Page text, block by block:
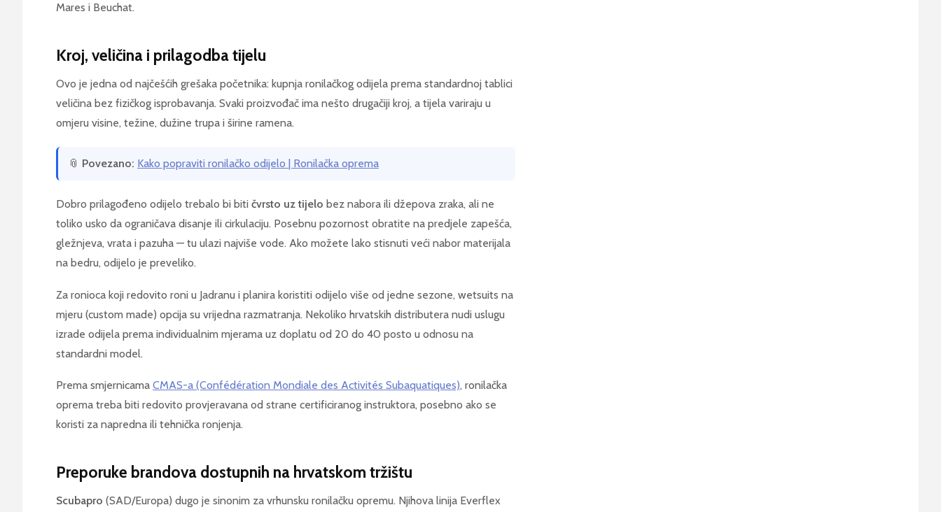
Mares i Beuchat.
Kroj, veličina i prilagodba tijelu
Ovo je jedna od najčešćih grešaka početnika: kupnja ronilačkog odijela prema standardnoj tablici
veličina bez fizičkog isprobavanja. Svaki proizvođač ima nešto drugačiji kroj, a tijela variraju u
omjeru visine, težine, dužine trupa i širine ramena.
📎 Povezano: Kako popraviti ronilačko odijelo | Ronilačka oprema
Dobro prilagođeno odijelo trebalo bi biti čvrsto uz tijelo bez nabora ili džepova zraka, ali ne
toliko usko da ograničava disanje ili cirkulaciju. Posebnu pozornost obratite na predjele zapešća,
gležnjeva, vrata i pazuha — tu ulazi najviše vode. Ako možete lako stisnuti veći nabor materijala
na bedru, odijelo je preveliko.
Za ronioca koji redovito roni u Jadranu i planira koristiti odijelo više od jedne sezone, wetsuits na
mjeru (custom made) opcija su vrijedna razmatranja. Nekoliko hrvatskih distributera nudi uslugu
izrade odijela prema individualnim mjerama uz doplatu od 20 do 40 posto u odnosu na
standardni model.
Prema smjernicama CMAS-a (Confédération Mondiale des Activités Subaquatiques), ronilačka
oprema treba biti redovito provjeravana od strane certificiranog instruktora, posebno ako se
koristi za napredna ili tehnička ronjenja.
Preporuke brandova dostupnih na hrvatskom tržištu
Scubapro (SAD/Europa) dugo je sinonim za vrhunsku ronilačku opremu. Njihova linija Everflex